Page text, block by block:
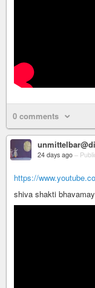
0 comments
24 days ago –
https://
shiva shakti